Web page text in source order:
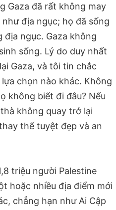
Gaza đã rất không may
địa ngục; họ đã sống
ngục. Gaza không
sống. Lý do duy nhất
Gaza, và tôi tin chắc
chọn nào khác. Không
không biết đi đâu? Nếu
không quay trở lại
thế tuyệt đẹp và an
triệu người Palestine
hoặc nhiều địa điểm mới
chẳng hạn như Ai Cập